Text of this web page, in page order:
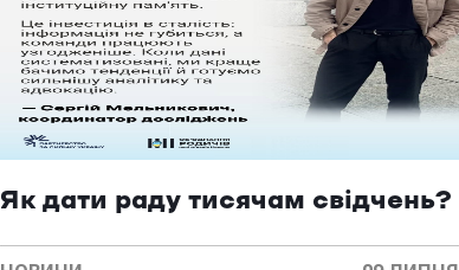
Як дати раду тисячам свідчень?